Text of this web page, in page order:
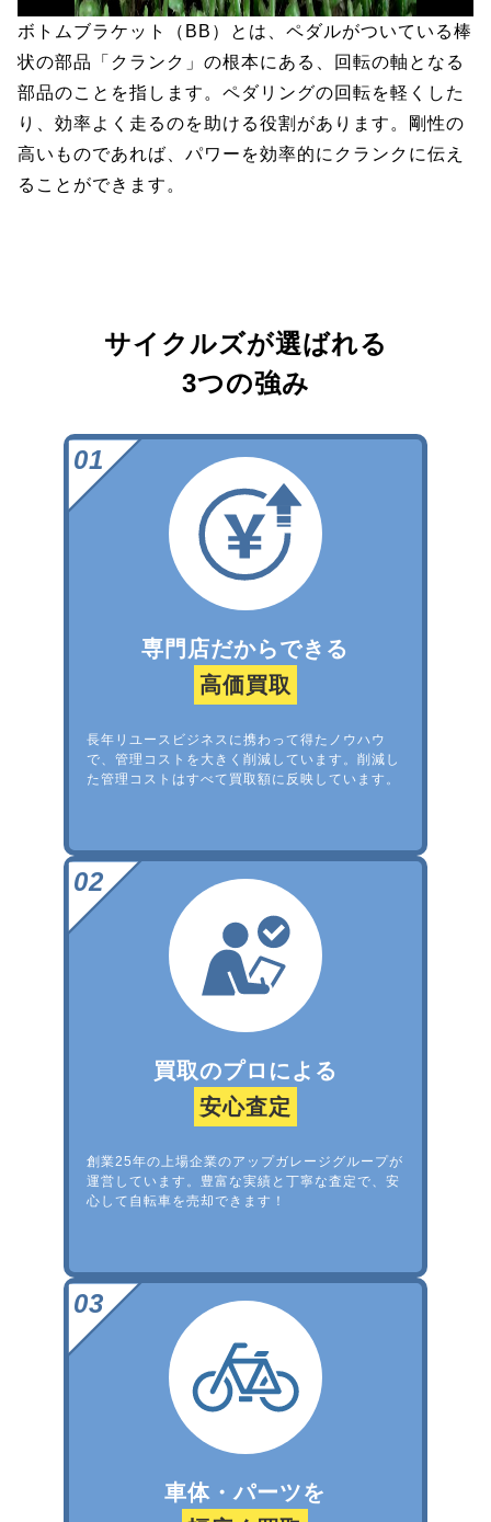
ボトムブラケット（BB）とは、ペダルがついている棒
状の部品「クランク」の根本にある、回転の軸となる
部品のことを指します。ペダリングの回転を軽くした
り、効率よく走るのを助ける役割があります。剛性の
高いものであれば、パワーを効率的にクランクに伝え
ることができます。
サイクルズが選ばれる
3つの強み
専門店だからできる
高価買取
長年リユースビジネスに携わって得たノウハウ
で、管理コストを大きく削減しています。削減し
た管理コストはすべて買取額に反映しています。
買取のプロによる
安心査定
創業25年の上場企業のアップガレージグループが
運営しています。豊富な実績と丁寧な査定で、安
心して自転車を売却できます！
車体・パーツを